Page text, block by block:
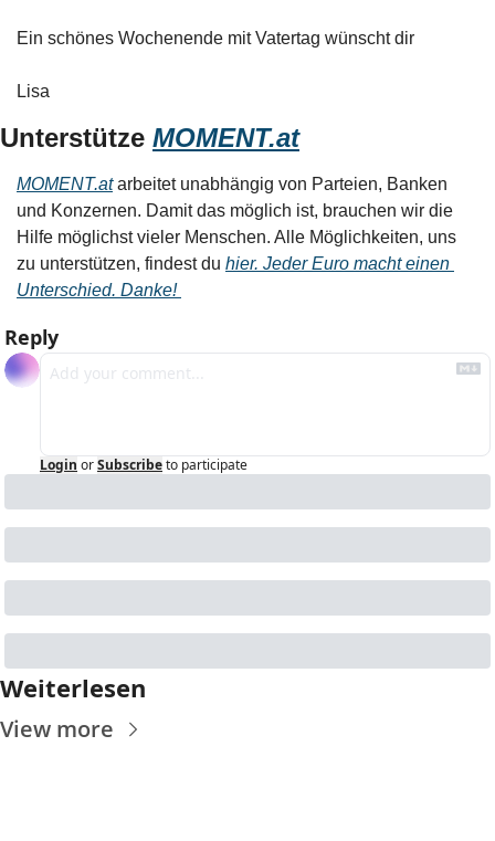
Ein schönes Wochenende mit Vatertag wünscht dir
Lisa
Unterstütze MOMENT.at
MOMENT.at arbeitet unabhängig von Parteien, Banken
und Konzernen. Damit das möglich ist, brauchen wir die
Hilfe möglichst vieler Menschen. Alle Möglichkeiten, uns
zu unterstützen, findest du hier. Jeder Euro macht einen
Unterschied. Danke!
Reply
Login orSubscribeto participate
Weiterlesen
View more